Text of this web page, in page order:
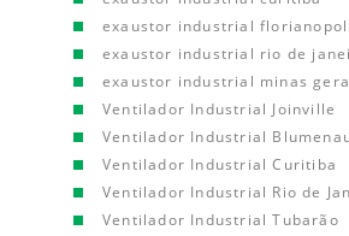
exaustor industrial
exaustor industrial rio de
exaustor industrial minas
Ventilador Industrial Joinville
Ventilador Industrial
Ventilador Industrial Curitiba
Ventilador Industrial Rio de
Ventilador Industrial Tubarão